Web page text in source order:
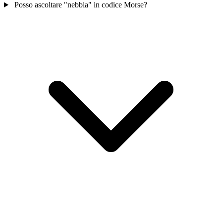
Posso ascoltare "nebbia" in codice Morse?